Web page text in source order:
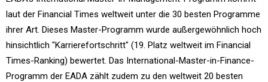
laut der Financial Times weltweit unter die 30 besten Programme
ihrer Art. Dieses Master-Programm wurde außergewöhnlich hoch
hinsichtlich "Karrierefortschritt" (19. Platz weltweit im Financial
Times-Ranking) bewertet. Das International-Master-in-Finance-
Programm der EADA zählt zudem zu den weltweit 20 besten